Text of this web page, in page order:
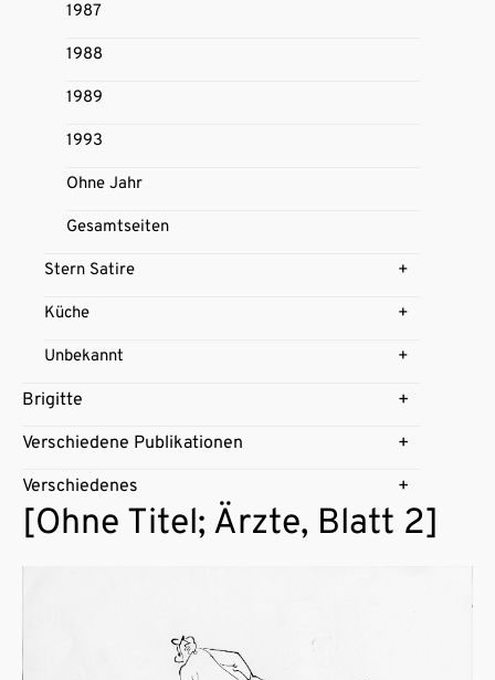
1987
1988
1989
1993
Ohne Jahr
Gesamtseiten
Stern Satire
Küche
Unbekannt
Brigitte
Verschiedene Publikationen
Verschiedenes
[Ohne Titel; Ärzte, Blatt 2]